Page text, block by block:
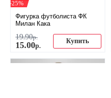
-25%
Фигурка футболиста ФК
Милан Кака
19.90р.
15.00р.
Купить